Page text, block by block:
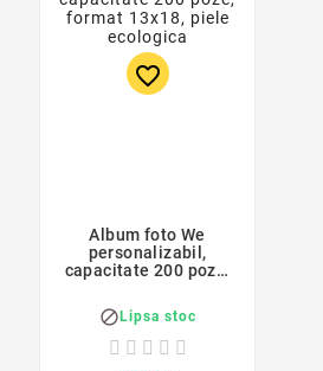
favorite_border
Album foto We
personalizabil,
capacitate 200 poze,
ecologica
Lipsa stoc